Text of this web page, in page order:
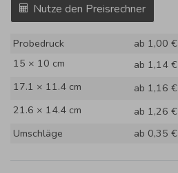
Nutze den Preisrechner
Probedruck
ab 1,00 €
15 × 10 cm
ab 1,14 €
17.1 × 11.4 cm
ab 1,16 €
21.6 × 14.4 cm
ab 1,26 €
Umschläge
ab 0,35 €